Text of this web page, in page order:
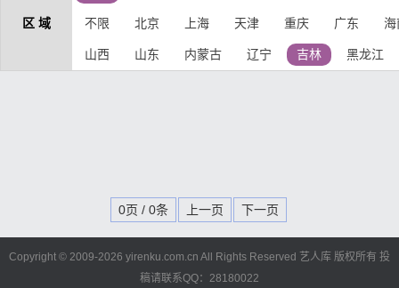
区 域 不限 北京 上海 天津 重庆 广东 海
山西 山东 内蒙古 辽宁 吉林 黑龙江
0页 / 0条 上一页 下一页
Copyright © 2009-2026 yirenku.com.cn All Rights Reserved 艺人库 版权所有 投
稿请联系QQ：28180022